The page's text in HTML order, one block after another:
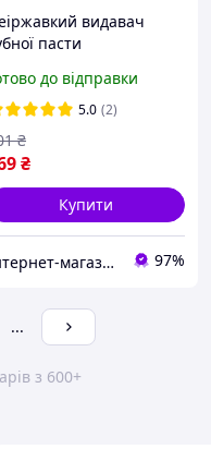
видавач
пасти
до відправки
5.0 (2)
₴
₴
Купити
Інтернет-магазин Co-Di 97%
...
з 600+